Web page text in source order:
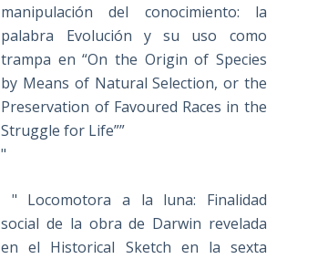
manipulación del conocimiento: la
palabra Evolución y su uso como
trampa en “On the Origin of Species
by Means of Natural Selection, or the
Preservation of Favoured Races in the
Struggle for Life””
"
" Locomotora a la luna: Finalidad
social de la obra de Darwin revelada
en el Historical Sketch en la sexta